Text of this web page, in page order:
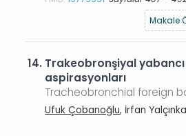
Makale
14. Trakeobronşiyal
aspirasyonları
Tracheobronchial foreign
Ufuk Çobanoğlu, İrfan